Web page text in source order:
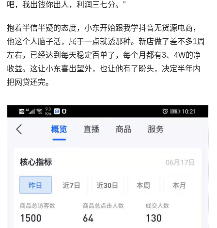
吧，我出钱你出人，利润三七分。”
抱着半信半疑的态度，小东开始跟我学抖音无货源电商，
他这个人脑子活，属于一点就透那种。新店做了差不多1周
左右，已经达到每天稳定百单了，每个月都有3、4W的净
收益。这让小东喜出望外，也让他有了盼头，决定半年内
把网贷还完。